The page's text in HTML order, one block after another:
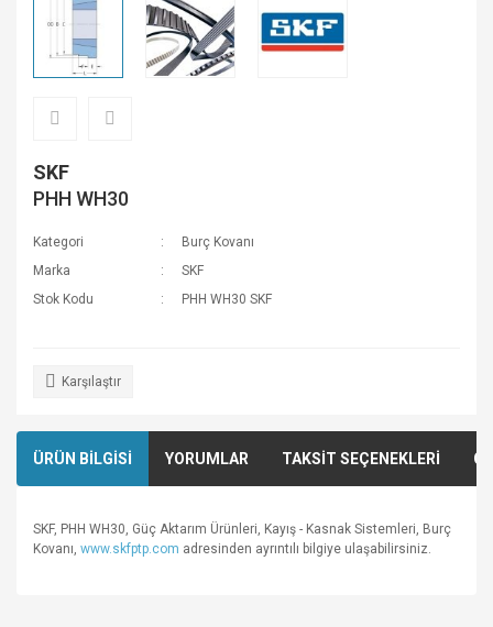
SKF
PHH WH30
Kategori
Burç Kovanı
Marka
SKF
Stok Kodu
PHH WH30 SKF
Karşılaştır
ÜRÜN BİLGİSİ YORUMLAR TAKSİT SEÇENEKLERİ
SKF, PHH WH30, Güç Aktarım Ürünleri, Kayış - Kasnak Sistemleri, Burç
Kovanı, www.skfptp.com adresinden ayrıntılı bilgiye ulaşabilirsiniz.